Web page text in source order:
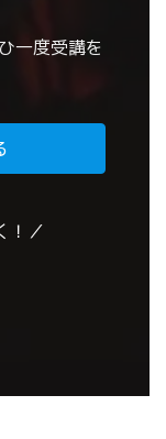
一度受講を
！／